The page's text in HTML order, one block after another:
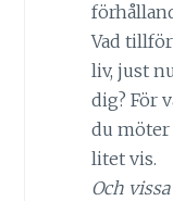
Vad
liv, just
dig? För
du möter
litet vis.
Och